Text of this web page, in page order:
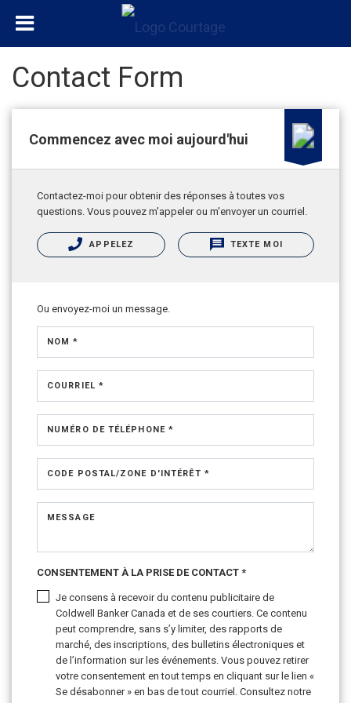
Contact Form
Commencez avec moi aujourd'hui
Contactez-moi pour obtenir des réponses à toutes vos
questions. Vous pouvez m'appeler ou m'envoyer un courriel.
APPELEZ TEXTE MOI
Ou envoyez-moi un message.
NOM *
COURRIEL *
NUMÉRO DE TÉLÉPHONE *
CODE POSTAL/ZONE D'INTÉRÊT *
MESSAGE
CONSENTEMENT À LA PRISE DE CONTACT *
Je consens à recevoir du contenu publicitaire de
Coldwell Banker Canada et de ses courtiers. Ce contenu
peut comprendre, sans s’y limiter, des rapports de
marché, des inscriptions, des bulletins électroniques et
de l’information sur les événements. Vous pouvez retirer
votre consentement en tout temps en cliquant sur le lien «
Se désabonner » en bas de tout courriel. Consultez notre